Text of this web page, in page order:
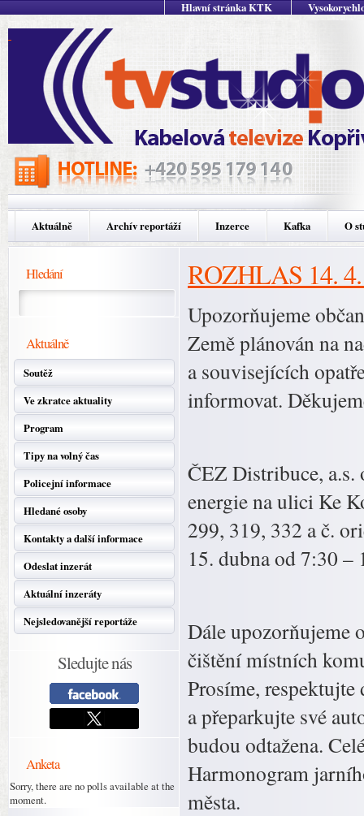
Hlavní stránka KTK
Aktuálně Archív reportáží Inzerce Kafka O
Hledání
Aktuálně
Soutěž
Ve zkratce aktuality
Program
Tipy na volný čas
Policejní informace
Hledané osoby
Kontakty a další informace
Odeslat inzerát
Aktuální inzeráty
Nejsledovanější reportáže
Sledujte nás
Anketa
Sorry, there are no polls available at the
moment.
ROZHLAS 14.
Upozorňujeme
Země plánován na
a souvisejících
informovat.
ČEZ Distribuce, a.s.
energie na ulici Ke
299, 319, 332 a č.
15. dubna od 7:30 –
Dále upozorňujeme
čištění místních
Prosíme,
a přeparkujte své
budou odtažena.
Harmonogram
města.